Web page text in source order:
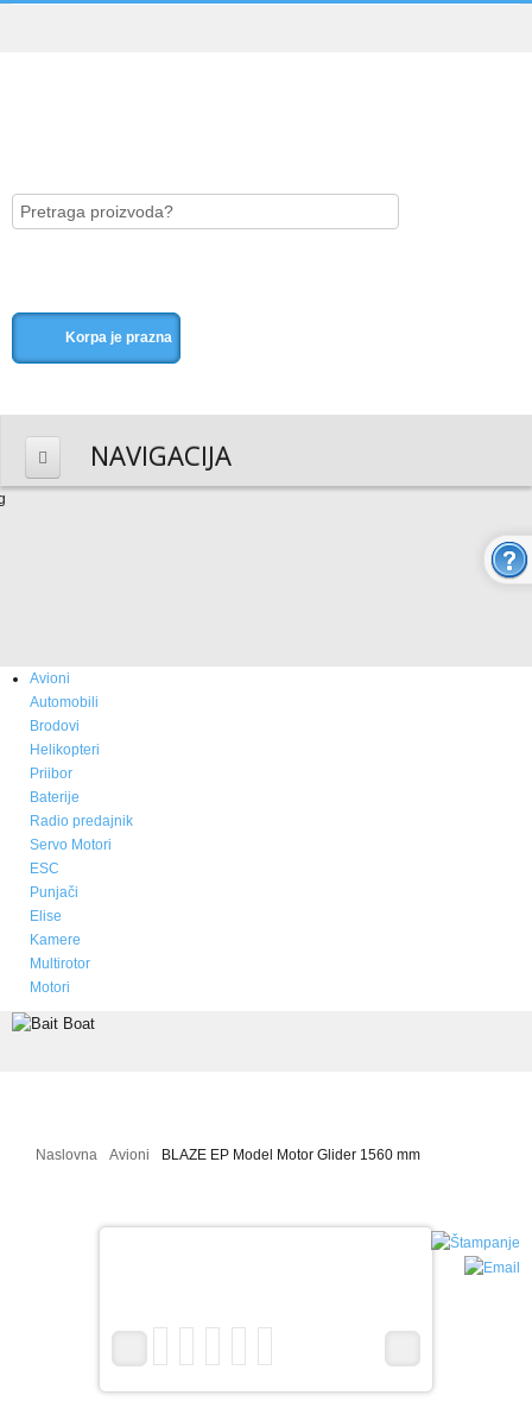
Korpa je prazna
NAVIGACIJA
Aktuelno
ONLINE SHOP
MULTICOPTER
RC AVIONI
Modeli aviona
Prodaja i cene aviona
Rezervni delovi - boje - izgled
Projekti - uradi sam
Projekti - uradi sam
Avioni
Automobili
Brodovi
Helikopteri
Priibor
Baterije
Radio predajnik
Servo Motori
ESC
Punjači
Elise
Kamere
Multirotor
Motori
Naslovna Avioni BLAZE EP Model Motor Glider 1560 mm